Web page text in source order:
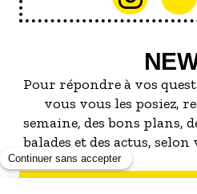
Pour répondre à vos
vous vous les posiez,
semaine, des bons plans,
balades et des actus,
S'INSCRIRE À LA